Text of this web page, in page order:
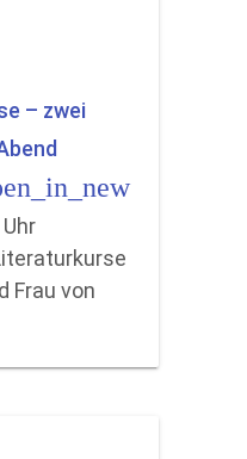
– zwei
Frau von